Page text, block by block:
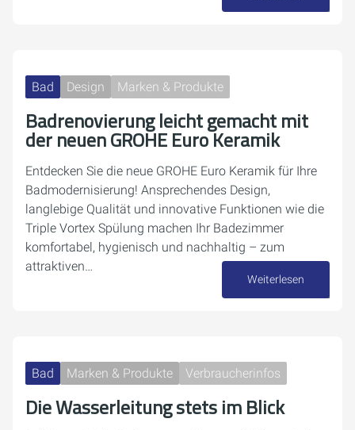
Bad Design Marken & Produkte
Badrenovierung leicht gemacht mit
der neuen GROHE Euro Keramik
Entdecken Sie die neue GROHE Euro Keramik für Ihre
Badmodernisierung! Ansprechendes Design,
langlebige Qualität und innovative Funktionen wie die
Triple Vortex Spülung machen Ihr Badezimmer
komfortabel, hygienisch und nachhaltig – zum
attraktiven…
Weiterlesen
Bad Marken & Produkte Verbraucherinfos
Die Wasserleitung stets im Blick